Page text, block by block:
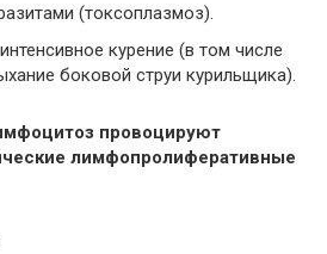
(токсоплазмоз).
курение (в том числе
боковой струи курильщика).
провоцируют
лимфопролиферативные